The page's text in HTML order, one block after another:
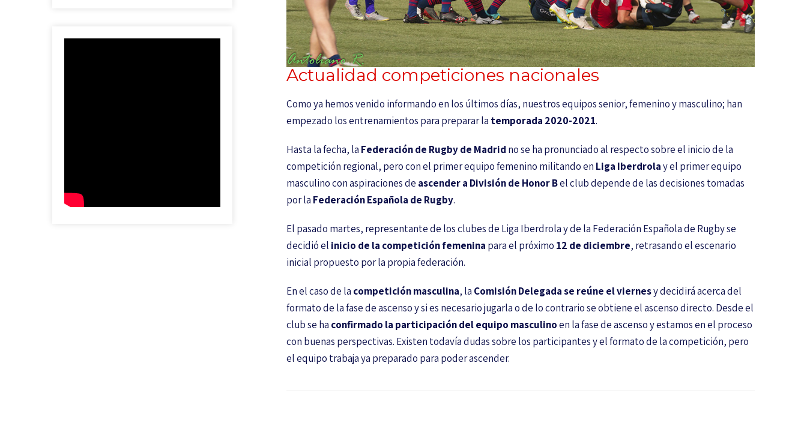
Actualidad competiciones nacionales
Como ya hemos venido informando en los últimos días, nuestros equipos senior, femenino y masculino; han
empezado los entrenamientos para preparar la temporada 2020-2021.
Hasta la fecha, la Federación de Rugby de Madrid no se ha pronunciado al respecto sobre el inicio de la
competición regional, pero con el primer equipo femenino militando en Liga Iberdrolay el primer equipo
masculino con aspiraciones de ascender a División de Honor Bel club depende de las decisiones tomadas
por la Federación Española de Rugby.
El pasado martes, representante de los clubes de Liga Iberdrola y de la Federación Española de Rugby se
decidió el inicio de la competición femenina para el próximo 12 de diciembre, retrasando el escenario
inicial propuesto por la propia federación.
En el caso de la competición masculina, la Comisión Delegada se reúne el viernesy decidirá acerca del
formato de la fase de ascenso y si es necesario jugarla o de lo contrario se obtiene el ascenso directo. Desde el
club se ha confirmado la participación del equipo masculinoen la fase de ascenso y estamos en el proceso
con buenas perspectivas. Existen todavía dudas sobre los participantes y el formato de la competición, pero
el equipo trabaja ya preparado para poder ascender.